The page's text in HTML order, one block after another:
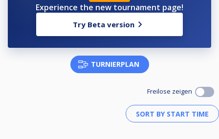
Experience the new tournament page!
Try Beta version
TURNIERPLAN
Freilose zeigen